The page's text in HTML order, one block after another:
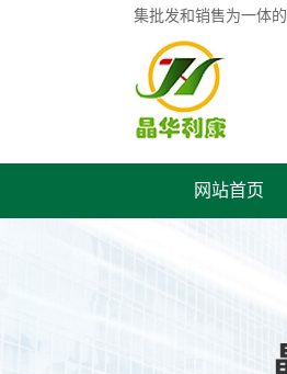
集批发和销售为一体的
网站首页